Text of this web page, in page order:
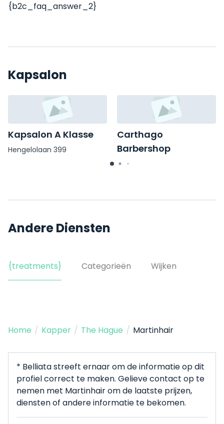
{b2c_faq_answer_2}
Kapsalon
Kapsalon A Klasse
Hengelolaan 399
Carthago
Barbershop
Jan Hendrikstraat 7
Andere Diensten
{treatments} Categorieën Wijken
Home / Kapper / The Hague / Martinhair
* Belliata streeft ernaar om de informatie op dit
profiel correct te maken. Gelieve contact op te
nemen met Martinhair om de laatste prijzen,
diensten of andere informatie te bekomen.